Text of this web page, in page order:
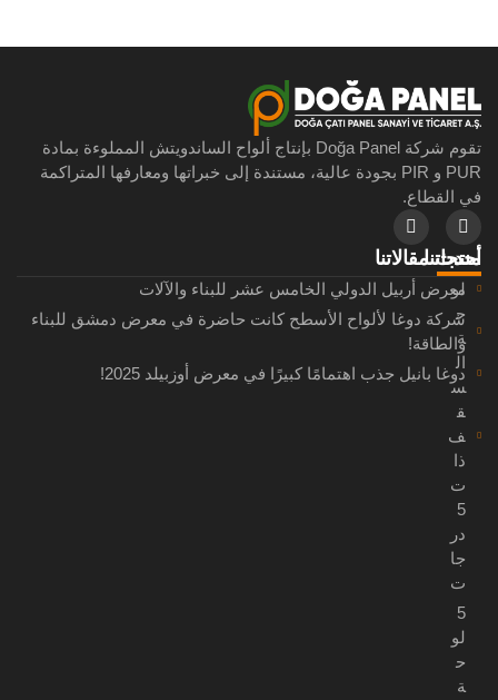
تقوم شركة Doğa Panel بإنتاج ألواح الساندويتش المملوءة بمادة
PUR و PIR بجودة عالية، مستندة إلى خبراتها ومعارفها المتراكمة
في القطاع.
أحدث مقالاتنا
معرض أربيل الدولي الخامس عشر للبناء والآلات
شركة دوغا لألواح الأسطح كانت حاضرة في معرض دمشق للبناء
والطاقة!
دوغا بانيل جذب اهتمامًا كبيرًا في معرض أوزبيلد 2025!
منتجاتنا
لو
ح
ة
ال
س
ق
ف
ذا
ت
5
در
جا
ت
5
لو
ح
ة